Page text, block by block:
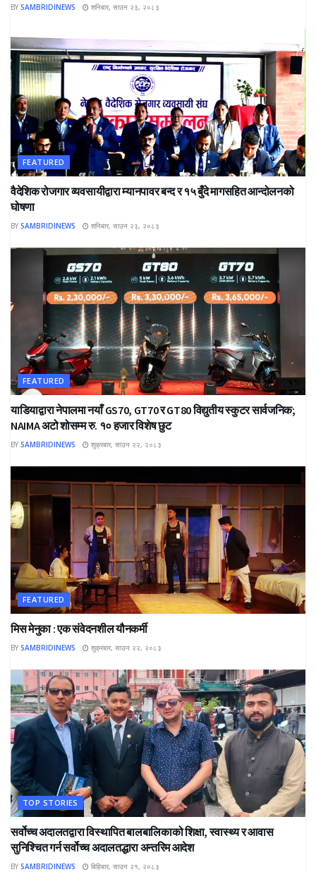
BY SAMBRIDINEWS शनिबार, साउन २३, २०८३
FEATURED
वैदेशिक रोजगार व्यवसायीद्वारा म्यानपावर बन्द र १५ बुँदे मागसहित आन्दोलनको
घोषणा
BY SAMBRIDINEWS शनिबार, साउन २३, २०८३
FEATURED
याडियाद्वारा नेपालमा नयाँ GS70, GT70 र GT80 विद्युतीय स्कुटर सार्वजनिक;
NAIMA अटो शोसम्म रु. १० हजार विशेष छुट
BY SAMBRIDINEWS शुक्रबार, साउन २२, २०८३
FEATURED
मिस मेनुका : एक संवेदनशील यौनकर्मी
BY SAMBRIDINEWS शुक्रबार, साउन २२, २०८३
TOP STORIES
सर्वोच्च अदालतद्वारा विस्थापित बालबालिकाको शिक्षा, स्वास्थ्य र आवास
सुनिश्चित गर्न सर्वोच्च अदालतद्धारा अन्तरिम आदेश
BY SAMBRIDINEWS बिहिबार, साउन २१, २०८३